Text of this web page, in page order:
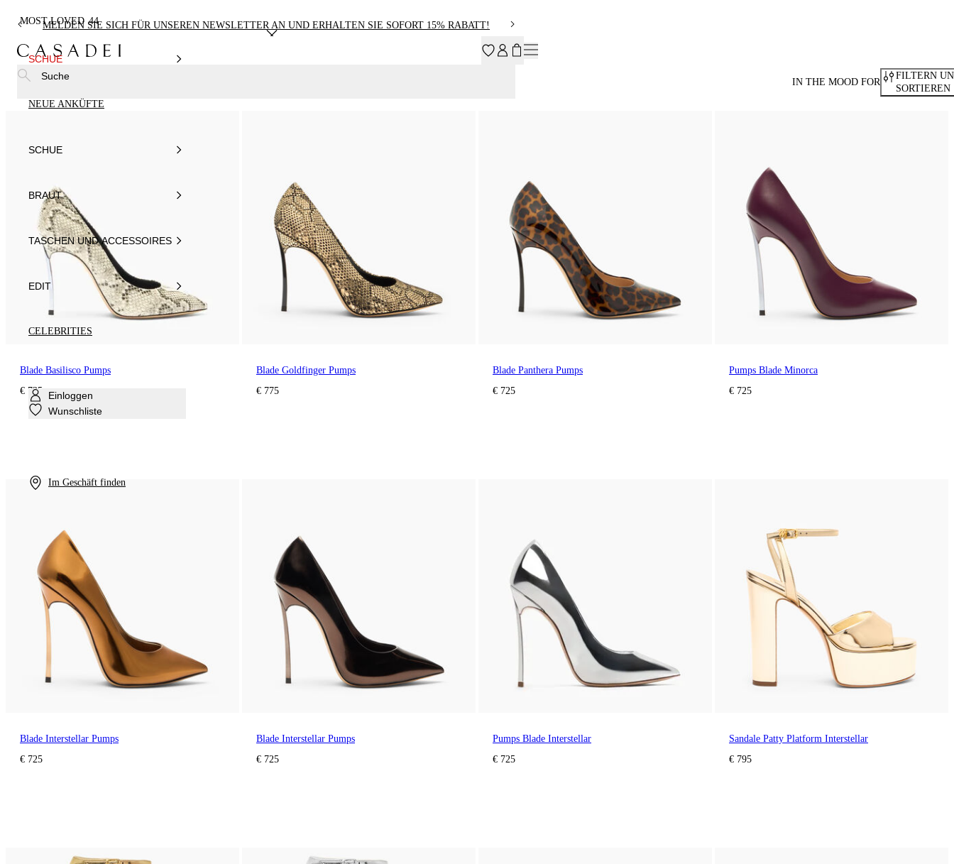
MELDEN SIE SICH FÜR UNSEREN NEWSLETTER AN UND ERHALTEN SIE SOFORT 15% RABATT!
SCHUE
NEUE ANKÜFTE
SCHUE
BRAUT
TASCHEN UND ACCESSOIRES
EDIT
CELEBRITIES
Einloggen
Wunschliste
Im Geschäft finden
Suche
MOST LOVED 44
IN THE MOOD FOR
FILTERN
SORTIEREN
Blade Basilisco Pumps
€ 725
Blade Goldfinger Pumps
€ 775
Blade Panthera Pumps
€ 725
Pumps Blade Minorca
€ 725
Blade Interstellar Pumps
€ 725
Blade Interstellar Pumps
€ 725
Pumps Blade Interstellar
€ 725
Sandale Patty Platform Interstellar
€ 795